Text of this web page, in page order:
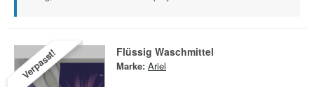
Verpasst! Flüssig Waschmittel
Marke: Ariel